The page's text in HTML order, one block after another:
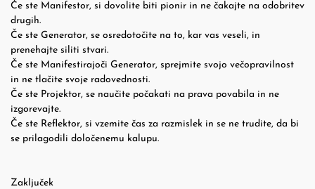
Če ste Manifestor, si dovolite biti pionir in ne čakajte na odobritev
drugih.
Če ste Generator, se osredotočite na to, kar vas veseli, in
prenehajte siliti stvari.
Če ste Manifestirajoči Generator, sprejmite svojo večopravilnost
in ne tlačite svoje radovednosti.
Če ste Projektor, se naučite počakati na prava povabila in ne
izgorevajte.
Če ste Reflektor, si vzemite čas za razmislek in se ne trudite, da bi
se prilagodili določenemu kalupu.
Zaključek